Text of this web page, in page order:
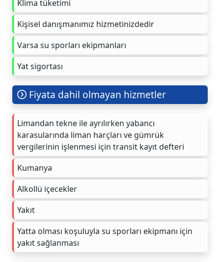
Klima tüketimi
Kişisel danışmanımız hizmetinizdedir
Varsa su sporları ekipmanları
Yat sigortası
Fiyata dahil olmayan hizmetler
Limandan tekne ile ayrılırken yabancı
karasularında liman harçları ve gümrük
vergilerinin işlenmesi için transit kayıt defteri
Kumanya
Alkollü içecekler
Yakıt
Yatta olması koşuluyla su sporları ekipmanı için
yakıt sağlanması